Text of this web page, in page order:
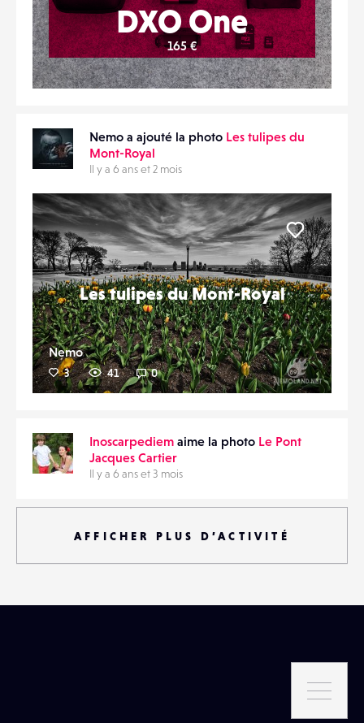
DXO One
165 €
Nemo a ajouté la photo Les tulipes du
Mont-Royal
Il y a 6 ans et 2 mois
Les tulipes du Mont-Royal
Nemo
3 41 0
Liker
Inoscarpediem aime la photo Le Pont
Jacques Cartier
Il y a 6 ans et 3 mois
AFFICHER PLUS D’ACTIVITÉ